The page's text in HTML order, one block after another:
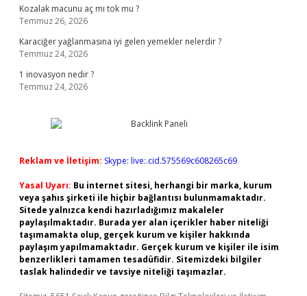
Kozalak macunu aç mı tok mu ?
Temmuz 26, 2026
Karaciğer yağlanmasına iyi gelen yemekler nelerdir ?
Temmuz 24, 2026
1 inovasyon nedir ?
Temmuz 24, 2026
Reklam ve İletişim: Skype: live:.cid.575569c608265c69
Yasal Uyarı: Bu internet sitesi, herhangi bir marka, kurum
veya şahıs şirketi ile hiçbir bağlantısı bulunmamaktadır.
Sitede yalnızca kendi hazırladığımız makaleler
paylaşılmaktadır. Burada yer alan içerikler haber niteliği
taşımamakta olup, gerçek kurum ve kişiler hakkında
paylaşım yapılmamaktadır. Gerçek kurum ve kişiler ile isim
benzerlikleri tamamen tesadüfidir. Sitemizdeki bilgiler
taslak halindedir ve tavsiye niteliği taşımazlar.